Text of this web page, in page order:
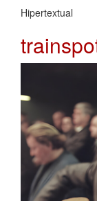
Hipertextual